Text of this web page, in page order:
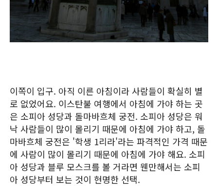
이쪽이 입구. 아직 이른 아침이라 사람들이 확실히 별
로 없었어요. 이스탄불 여행에서 아침에 가야 하는 곳
은 소피아 성당과 돌마바흐체 궁전. 소피아 성당은 워
낙 사람들이 많이 몰리기 때문에 아침에 가야 하고, 돌
마바흐체 궁전은 '학생 1리라'라는 파격적인 가격 때문
에 사람이 많이 몰리기 때문에 아침에 가야 해요. 소피
아 성당과 블루 모스크를 볼 거라면 웬만해서는 소피
아 성당부터 보는 것이 현명한 선택.